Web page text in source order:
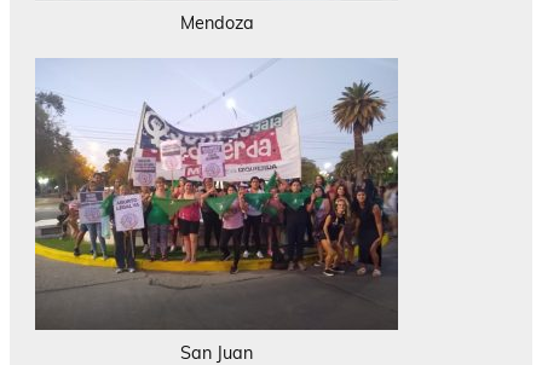
Mendoza
San Juan